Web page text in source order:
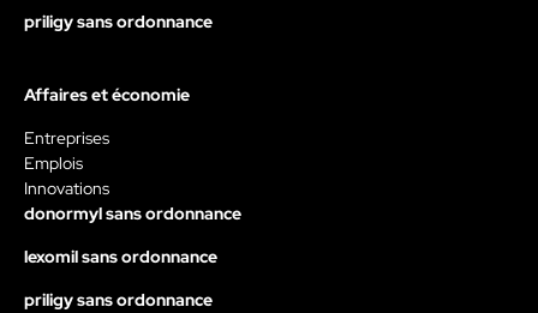
priligy sans ordonnance
Affaires et économie
Entreprises
Emplois
Innovations
donormyl sans ordonnance
lexomil sans ordonnance
priligy sans ordonnance